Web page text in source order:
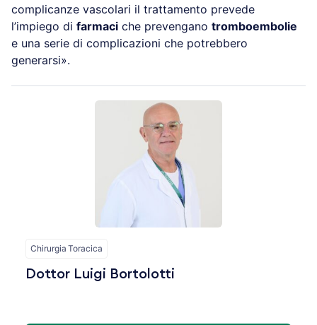
complicanze vascolari il trattamento prevede
l’impiego di farmaci che prevengano tromboembolie
e una serie di complicazioni che potrebbero
generarsi».
Chirurgia Toracica
Dottor Luigi Bortolotti